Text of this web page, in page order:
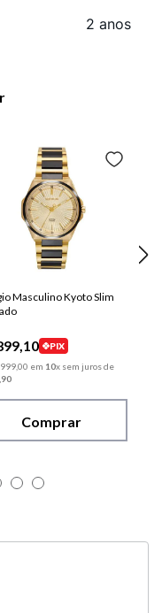
2 anos
Masculino Kyoto Slim
,10
PIX
99900 em 10x sem juros de
90
Comprar